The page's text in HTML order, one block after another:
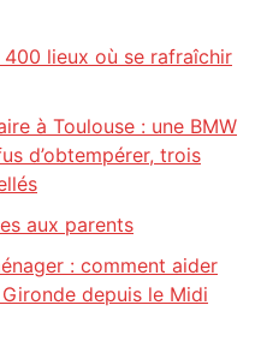
lieux où se rafraîchir
à Toulouse : une BMW
d’obtempérer, trois
aux parents
: comment aider
depuis le Midi